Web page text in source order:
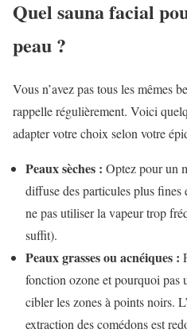
Quel sauna facial
peau ?
Vous n’avez pas tous les mêmes
rappelle régulièrement. Voici
adapter votre choix selon votre
Peaux sèches : Optez pour un
diffuse des particules plus
ne pas utiliser la vapeur trop
suffit).
Peaux grasses ou acnéiques :
fonction ozone et pourquoi pas
cibler les zones à points noirs.
extraction des comédons est